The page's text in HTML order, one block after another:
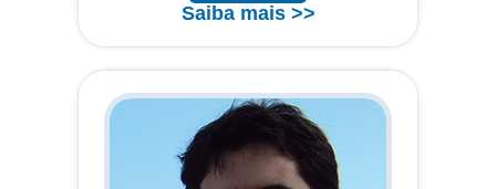
Saiba mais >>